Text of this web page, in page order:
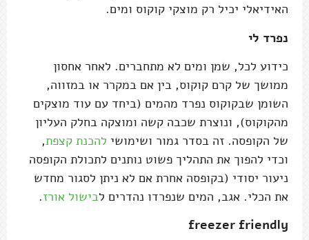
האידיאלי יכיל רק מוצקי קוקוס ומים.
נפרד לי
כידוע לכל, שמן ומים לא מתחברים. לאחר אחסון
ממושך של קרם קוקוס, בין אם במקרר או במזווה,
השומן שבקוקוס נפרד מהמים (ביחד עם עוד מוצקים
מהקוקוס), ונוצרת שכבה קשה ומוצקה בחלק העליון
של הקופסה. זה בסדר גמור ושימושי להכנת קצפת,
וכדי להפוך את התהליך פשוט נותנים לתכולת הקופסה
ניעור יסודי (בקופסה אחרת אם לא ניתן לסגור מחדש
את הכלי. אגב, המים שנפרדו נהדרים לבישול אורז.
freezer friendly